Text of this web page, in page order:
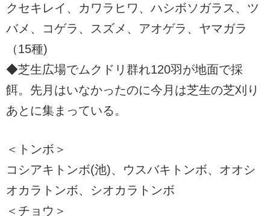
クセキレイ、カワラヒワ、ハシボソガラス、ツ
バメ、コゲラ、スズメ、アオゲラ、ヤマガラ
（15種)
◆芝生広場でムクドリ群れ120羽が地面で採
餌。先月はいなかったのに今月は芝生の芝刈り
あとに集まっている。
＜トンボ＞
コシアキトンボ(池)、ウスバキトンボ、オオシ
オカラトンボ、シオカラトンボ
＜チョウ＞